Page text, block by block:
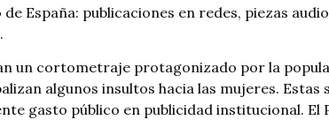
España: publicaciones en redes, piezas
.
un cortometraje protagonizado por la
algunos insultos hacia las mujeres.
gasto público en publicidad institucional. El